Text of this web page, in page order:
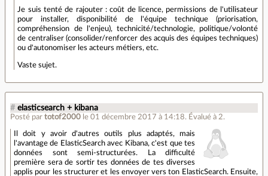
Je suis tenté de rajouter : coût de licence, permissions de l'utilisateur
pour installer, disponibilité de l'équipe technique (priorisation,
compréhension de l'enjeu), technicité/technologie, politique/volonté
de centraliser (consolider/renforcer des acquis des équipes techniques)
ou d'autonomiser les acteurs métiers, etc.
Vaste sujet.
# elasticsearch + kibana
Posté par totof2000 le 01 décembre 2017 à 14:18. Évalué à 2.
Il doit y avoir d'autres outils plus adaptés, mais
l'avantage de ElasticSearch avec Kibana, c'est que tes
données sont semi-structurées. La difficulté
première sera de sortir tes données de tes diverses
applis pour les structurer et les envoyer vers ton ElasticSearch. Ensuite,